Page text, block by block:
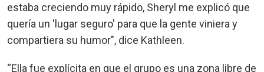
estaba creciendo muy rápido, Sheryl me explicó que
quería un 'lugar seguro' para que la gente viniera y
compartiera su humor", dice Kathleen.
“Ella fue explícita en que el grupo es una zona libre de